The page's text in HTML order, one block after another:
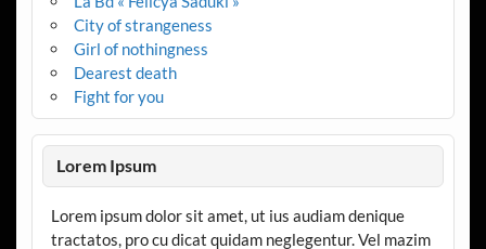
City of strangeness
Girl of nothingness
Dearest death
Fight for you
Lorem Ipsum
Lorem ipsum dolor sit amet, ut ius audiam denique
tractatos, pro cu dicat quidam neglegentur. Vel mazim